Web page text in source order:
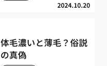
2024.10.20
体毛濃いと薄毛？俗説
の真偽